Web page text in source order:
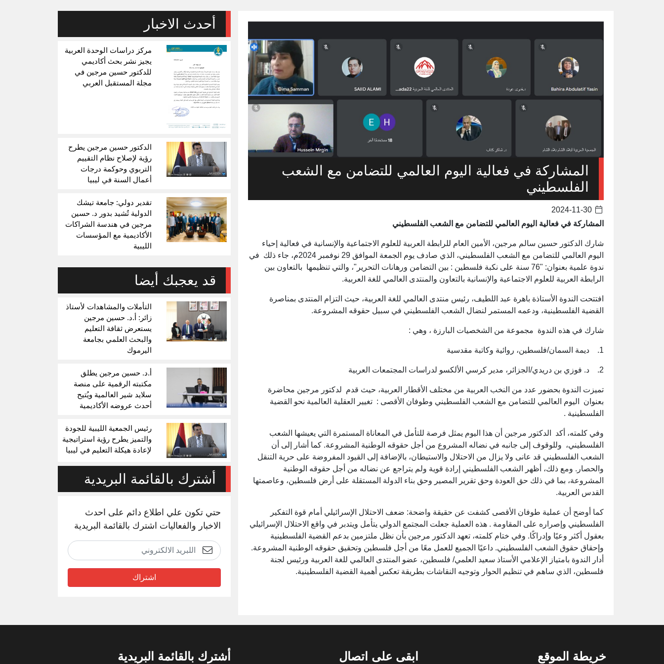
المشاركة في فعالية اليوم العالمي للتضامن مع الشعب
الفلسطيني
المشاركة في فعالية اليوم العالمي للتضامن مع الشعب الفلسطيني
شارك الدكتور حسين سالم مرجين، الأمين العام للرابطة العربية للعلوم الاجتماعية والإنسانية في فعالية إحياء
اليوم العالمي للتضامن مع الشعب الفلسطيني، الذي صادف يوم الجمعة الموافق 29 نوفمبر 2024م، جاء ذلك في
ندوة علمية بعنوان: "76 سنة على نكبة فلسطين : بين التضامن ورهانات التحرير"، والتي تنظيمها بالتعاون بين
الرابطة العربية للعلوم الاجتماعية والإنسانية بالتعاون والمنتدى العالمي للغة العربية.
افتتحت الندوة الأستاذة باهرة عبد اللطيف، رئيس منتدى العالمي للغة العربية، حيث التزام المنتدى بمناصرة
القضية الفلسطينية، ودعمه المستمر لنضال الشعب الفلسطيني في سبيل حقوقه المشروعة.
شارك في هذه الندوة مجموعة من الشخصيات البارزة ، وهي :
1. ديمة السمان/فلسطين، روائية وكاتبة مقدسية
2. د. فوزي بن دريدي/الجزائر، مدير كرسي الألكسو لدراسات المجتمعات العربية
تميزت الندوة بحضور عدد من النخب العربية من مختلف الأقطار العربية، حيث قدم لدكتور مرجين محاضرة
بعنوان اليوم العالمي للتضامن مع الشعب الفلسطيني وطوفان الأقصى : تغيير العقلية العالمية نحو القضية
الفلسطينية .
وفي كلمته، أكد الدكتور مرجين أن هذا اليوم يمثل فرصة للتأمل في المعاناة المستمرة التي يعيشها الشعب
الفلسطيني، وللوقوف إلى جانبه في نضاله المشروع من أجل حقوقه الوطنية المشروعة. كما أشار إلى أن
الشعب الفلسطيني قد عانى ولا يزال من الاحتلال والاستيطان، بالإضافة إلى القيود المفروضة على حرية التنقل
والحصار. ومع ذلك، أظهر الشعب الفلسطيني إرادة قوية ولم يتراجع عن نضاله من أجل حقوقه الوطنية
المشروعة، بما في ذلك حق العودة وحق تقرير المصير وحق بناء الدولة المستقلة على أرض فلسطين، وعاصمتها
القدس العربية.
كما أوضح أن عملية طوفان الأقصى كشفت عن حقيقة واضحة: ضعف الاحتلال الإسرائيلي أمام قوة التفكير
الفلسطيني وإصراره على المقاومة . هذه العملية جعلت المجتمع الدولي يتأمل ويتدبر في واقع الاحتلال الإسرائيلي
بعقول أكثر وعيًا وإدراكًا. وفي ختام كلمته، تعهد الدكتور مرجين بأن نظل ملتزمين بدعم القضية الفلسطينية
وإحقاق حقوق الشعب الفلسطيني. داعيًا الجميع للعمل معًا من أجل فلسطين وتحقيق حقوقه الوطنية المشروعة.
أدار الندوة بامتياز الإعلامي الأستاذ سعيد العلمي/ فلسطين، عضو المنتدى العالمي للغة العربية ورئيس لجنة
فلسطين، الذي ساهم في تنظيم الحوار وتوجيه النقاشات بطريقة تعكس أهمية القضية الفلسطينية.
أحدث الاخبار
مركز دراسات الوحدة العربية
يجيز نشر بحث أكاديمي
للدكتور حسين مرجين في
مجلة المستقبل العربي
الدكتور حسين مرجين يطرح
رؤية لإصلاح نظام التقييم
التربوي وحوكمة درجات
أعمال السنة في ليبيا
تقدير دولي: جامعة تيشك
الدولية تُشيد بدور د. حسين
مرجين في هندسة الشراكات
الأكاديمية مع المؤسسات
الليبية
قد يعجبك أيضا
التأملات والمشاهدات لأستاذ
زائر: أ.د. حسين مرجين
يستعرض ثقافة التعليم
والبحث العلمي بجامعة
اليرموك
أ.د. حسين مرجين يطلق
مكتبته الرقمية على منصة
سلايد شير العالمية ويُتيح
أحدث عروضه الأكاديمية
رئيس الجمعية الليبية للجودة
والتميز يطرح رؤية استراتيجية
لإعادة هيكلة التعليم في ليبيا
أشترك بالقائمة البريدية
حتي تكون علي اطلاع دائم على احدث
الاخبار والفعاليات اشترك بالقائمة البريدية
اشتراك
خريطة الموقع ابقى على اتصال أشترك بالقائمة البريدية